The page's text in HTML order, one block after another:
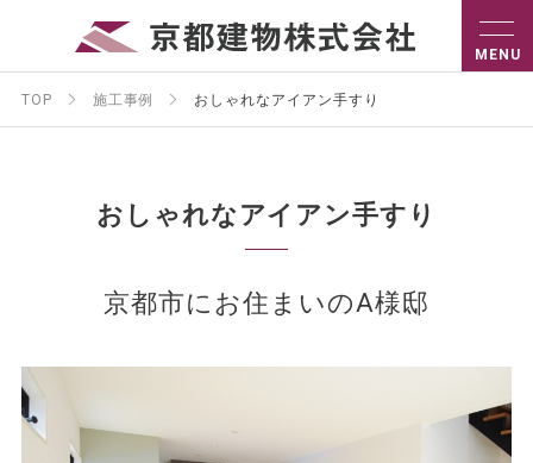
TOP 施工事例 おしゃれなアイアン手すり
おしゃれなアイアン手すり
京都市にお住まいのA様邸